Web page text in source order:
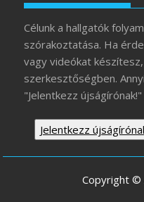
Célunk a hallgatók
szórakoztatása. Ha
vagy videókat
szerkesztőségben.
"Jelentkezz
Jelentkezz
Copyright ©